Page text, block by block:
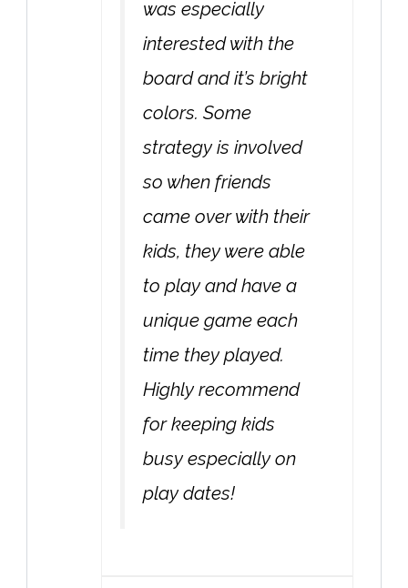
was especially
interested with the
board and it’s bright
colors. Some
strategy is involved
so when friends
came over with their
kids, they were able
to play and have a
unique game each
time they played.
Highly recommend
for keeping kids
busy especially on
play dates!